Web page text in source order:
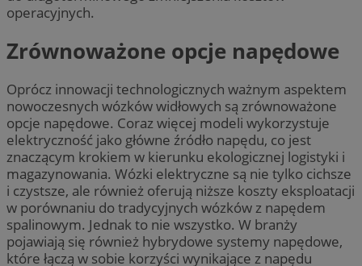
operacyjnych.
Zrównoważone opcje napędowe
Oprócz innowacji technologicznych ważnym aspektem
nowoczesnych wózków widłowych są zrównoważone
opcje napędowe. Coraz więcej modeli wykorzystuje
elektryczność jako główne źródło napędu, co jest
znaczącym krokiem w kierunku ekologicznej logistyki i
magazynowania. Wózki elektryczne są nie tylko cichsze
i czystsze, ale również oferują niższe koszty eksploatacji
w porównaniu do tradycyjnych wózków z napędem
spalinowym. Jednak to nie wszystko. W branży
pojawiają się również hybrydowe systemy napędowe,
które łączą w sobie korzyści wynikające z napędu